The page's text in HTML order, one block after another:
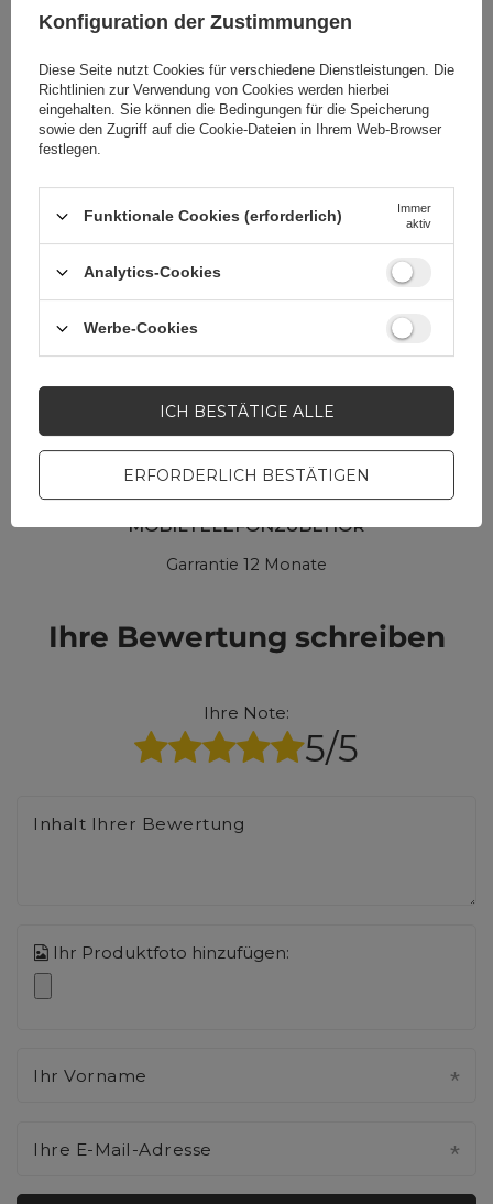
Tłumaczenia
cze
ukr
ita
Brauchen Sie Hilfe? Haben Sie
Fragen?
Stellen Sie eine Frage,
umgehend antworten
andere veröffentlichen.
MOBILTELEFONZUBEHÖR
Garrantie 12 Monate
Ihre Bewertung schreiben
Ihre Note:
5/5
Inhalt Ihrer Bewertung
Ihr Produktfoto hinzufügen:
Ihr Vorname
Ihre E-Mail-Adresse
Konfiguration der Zustimmungen
Diese Seite nutzt Cookies für verschiedene Dienstleistungen. Die
Richtlinien zur Verwendung von Cookies werden hierbei
eingehalten. Sie können die Bedingungen für die Speicherung
sowie den Zugriff auf die Cookie-Dateien in Ihrem Web-Browser
festlegen.
Funktionale Cookies (erforderlich)
Immer
aktiv
Analytics-Cookies
Werbe-Cookies
ERFORDERLICH BESTÄTIGEN
ICH BESTÄTIGE ALLE